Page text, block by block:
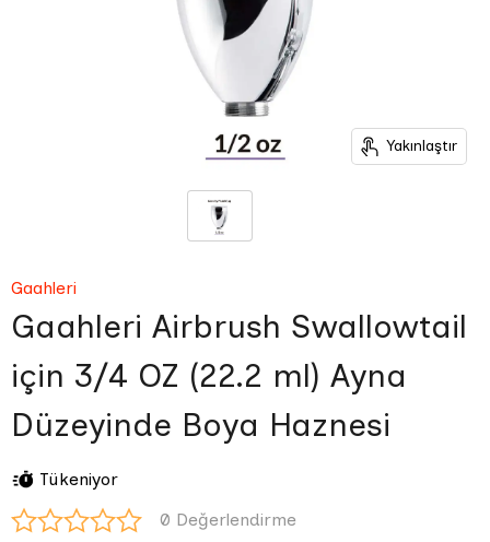
Yakınlaştır
Gaahleri
Gaahleri Airbrush Swallowtail
için 3/4 OZ (22.2 ml) Ayna
Düzeyinde Boya Haznesi
Tükeniyor
0 Değerlendirme